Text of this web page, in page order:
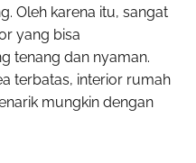
Oleh karena itu, sangat
yang bisa
tenang dan nyaman.
terbatas, interior rumah
mungkin dengan